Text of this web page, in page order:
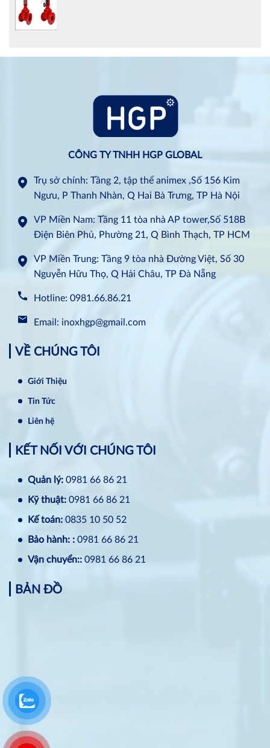
CÔNG TY TNHH HGP GLOBAL
Trụ sở chính: Tầng 2, tập thể animex ,Số 156 Kim
Ngưu, P Thanh Nhàn, Q Hai Bà Trưng, TP Hà Nội
VP Miền Nam: Tầng 11 tòa nhà AP tower,Số 518B
Điện Biên Phủ, Phường 21, Q Bình Thạch, TP HCM
VP Miền Trung: Tầng 9 tòa nhà Đường Việt, Số 30
Nguyễn Hữu Thọ, Q Hải Châu, TP Đà Nẵng
Hotline: 0981.66.86.21
Email: inoxhgp@gmail.com
VỀ CHÚNG TÔI
Giới Thiệu
Tin Tức
Liên hệ
KẾT NỐI VỚI CHÚNG TÔI
Quản lý: 0981 66 86 21
Kỹ thuật: 0981 66 86 21
Kế toán: 0835 10 50 52
Bảo hành: : 0981 66 86 21
Vận chuyển:: 0981 66 86 21
BẢN ĐỒ